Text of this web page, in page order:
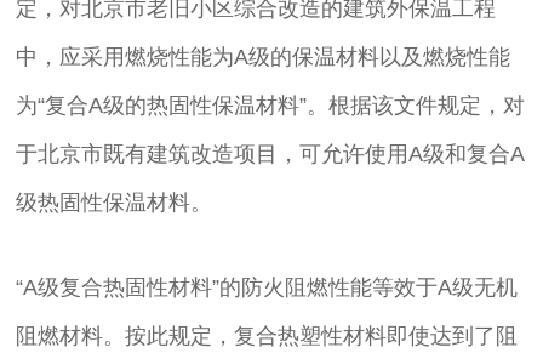
定，对北京市老旧小区综合改造的建筑外保温工程
中，应采用燃烧性能为A级的保温材料以及燃烧性能
为“复合A级的热固性保温材料”。根据该文件规定，对
于北京市既有建筑改造项目，可允许使用A级和复合A
级热固性保温材料。
“A级复合热固性材料”的防火阻燃性能等效于A级无机
阻燃材料。按此规定，复合热塑性材料即使达到了阻